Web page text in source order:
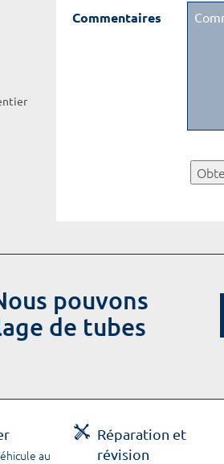
Commentaires
pouvons
de tubes
au
Réparation et
révision